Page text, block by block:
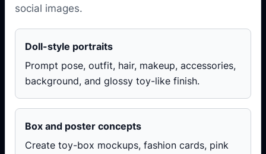
social images.
Doll-style portraits
Prompt pose, outfit, hair, makeup, accessories,
background, and glossy toy-like finish.
Box and poster concepts
Create toy-box mockups, fashion cards, pink